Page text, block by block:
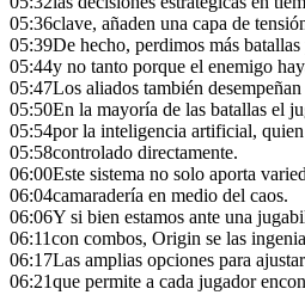
05:36clave, añaden una capa de
05:39De hecho, perdimos más
05:44y no tanto porque el enemigo
05:47Los aliados también
05:50En la mayoría de las batallas el
05:54por la inteligencia artificial,
05:58controlado directamente.
06:00Este sistema no solo aporta
06:04camaradería en medio del caos.
06:06Y si bien estamos ante una
06:11con combos, Origin se las
06:17Las amplias opciones para
06:21que permite a cada jugador